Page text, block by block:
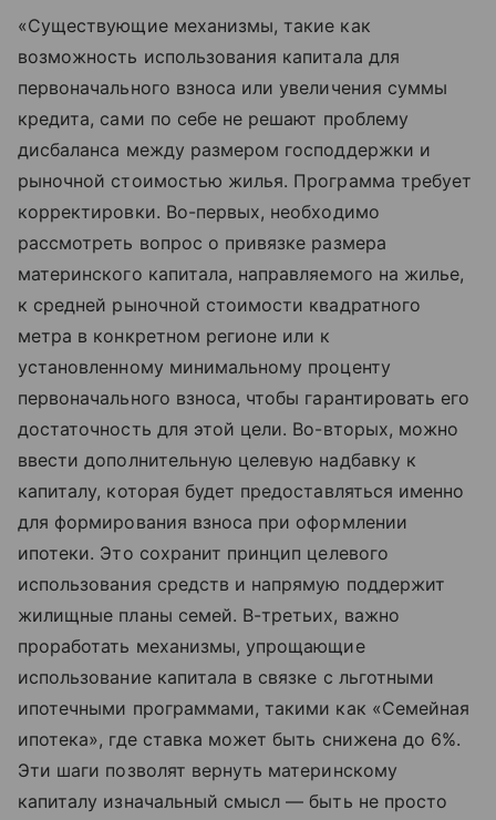
«Существующие механизмы, такие как
возможность использования капитала для
первоначального взноса или увеличения суммы
кредита, сами по себе не решают проблему
дисбаланса между размером господдержки и
рыночной стоимостью жилья. Программа требует
корректировки. Во-первых, необходимо
рассмотреть вопрос о привязке размера
материнского капитала, направляемого на жилье,
к средней рыночной стоимости квадратного
метра в конкретном регионе или к
установленному минимальному проценту
первоначального взноса, чтобы гарантировать его
достаточность для этой цели. Во-вторых, можно
ввести дополнительную целевую надбавку к
капиталу, которая будет предоставляться именно
для формирования взноса при оформлении
ипотеки. Это сохранит принцип целевого
использования средств и напрямую поддержит
жилищные планы семей. В-третьих, важно
проработать механизмы, упрощающие
использование капитала в связке с льготными
ипотечными программами, такими как «Семейная
ипотека», где ставка может быть снижена до 6%.
Эти шаги позволят вернуть материнскому
капиталу изначальный смысл — быть не просто